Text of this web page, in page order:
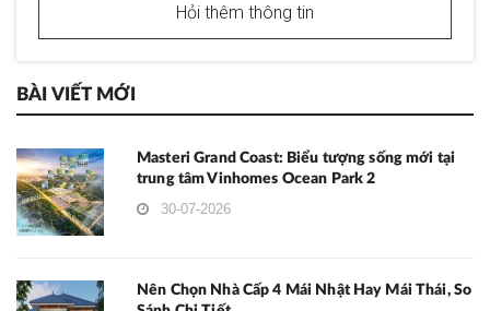
Hỏi thêm thông tin
BÀI VIẾT MỚI
Masteri Grand Coast: Biểu tượng sống mới tại
trung tâm Vinhomes Ocean Park 2
30-07-2026
Nên Chọn Nhà Cấp 4 Mái Nhật Hay Mái Thái, So